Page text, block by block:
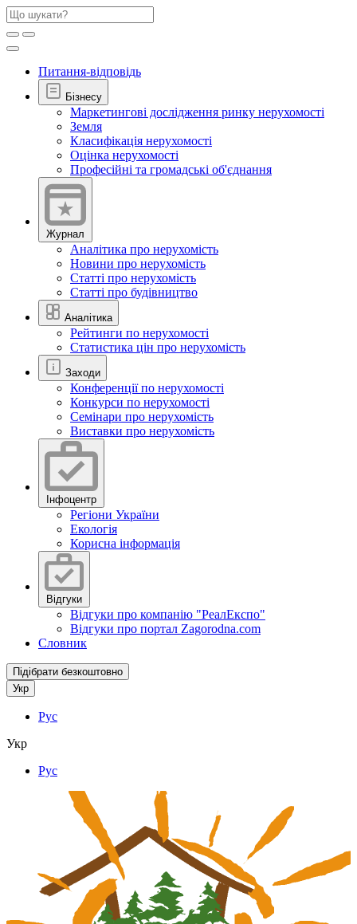
Питання-відповідь
Бізнесу
Маркетингові дослідження ринку нерухомості
Земля
Класифікація нерухомості
Оцінка нерухомості
Професійні та громадські об'єднання
Журнал
Аналітика про нерухомість
Новини про нерухомість
Статті про нерухомість
Статті про будівництво
Аналітика
Рейтинги по нерухомості
Статистика цін про нерухомість
Заходи
Конференції по нерухомості
Конкурси по нерухомості
Семінари про нерухомість
Виставки про нерухомість
Інфоцентр
Регіони України
Екологія
Корисна інформація
Відгуки
Відгуки про компанію "РеалЕкспо"
Відгуки про портал Zagorodna.com
Словник
Підібрати безкоштовно
Укр
Рус
Укр
Рус